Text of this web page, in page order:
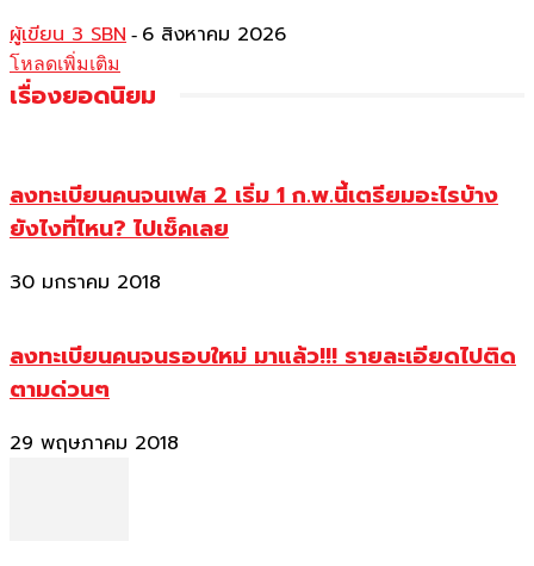
ผู้เขียน 3 SBN - 6 สิงหาคม 2026
โหลดเพิ่มเติม
เรื่องยอดนิยม
ลงทะเบียนคนจนเฟส 2 เริ่ม 1 ก.พ.นี้เตรียมอะไรบ้าง
ยังไงที่ไหน? ไปเช็คเลย
30 มกราคม 2018
ลงทะเบียนคนจนรอบใหม่ มาแล้ว!!! รายละเอียดไปติด
ตามด่วนๆ
29 พฤษภาคม 2018